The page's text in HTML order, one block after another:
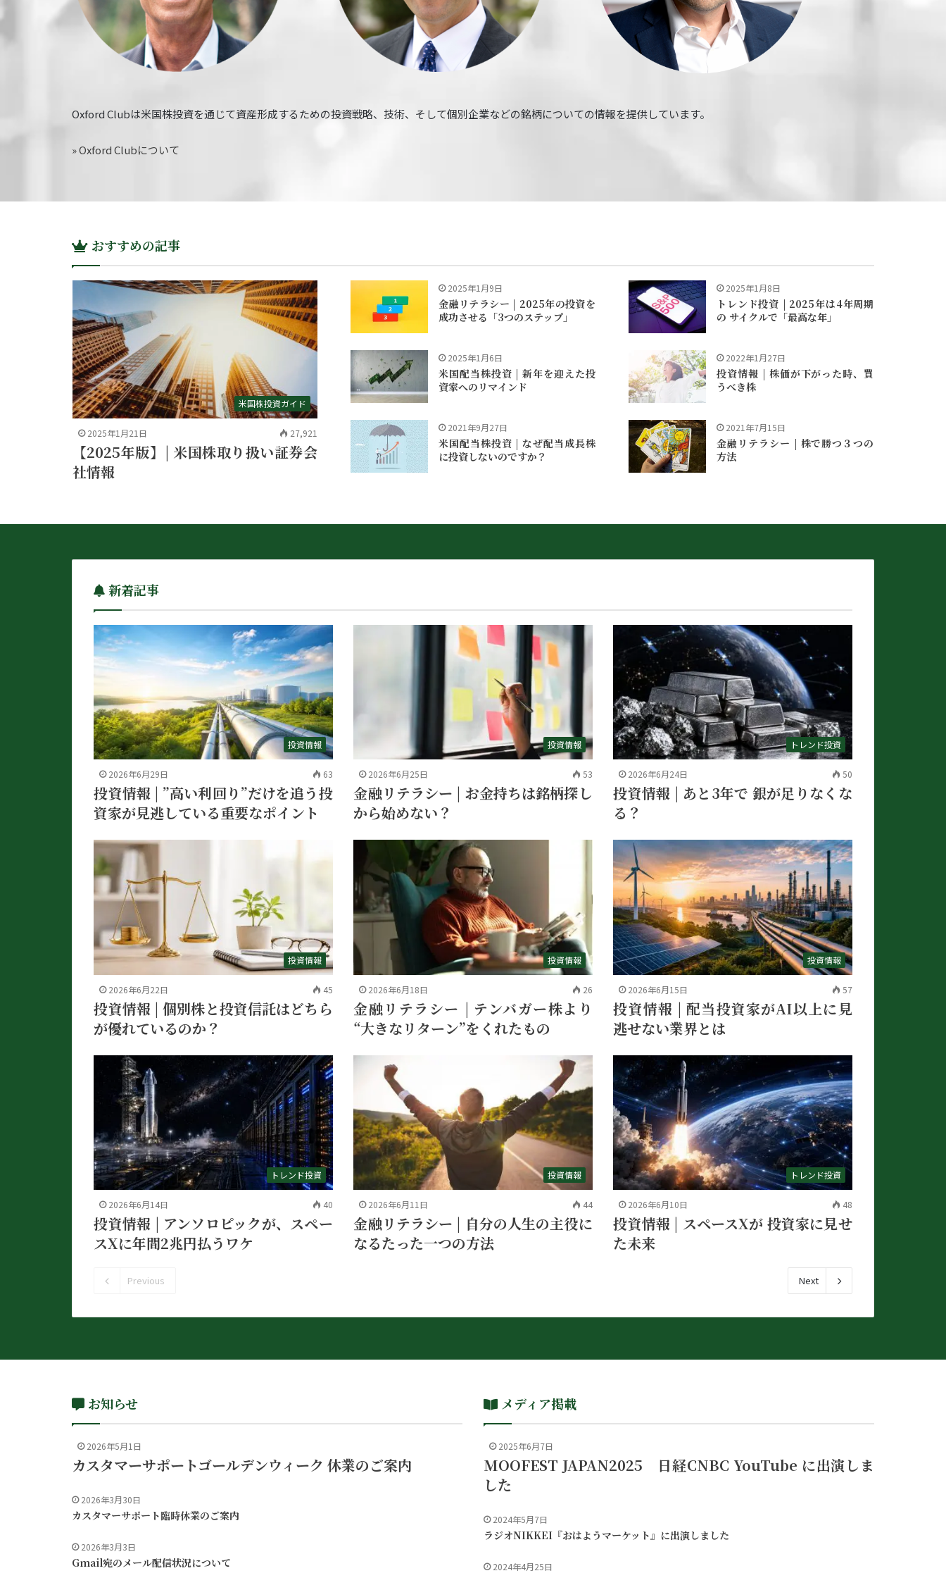
Oxford Clubは米国株投資を通じて資産形成するための投資戦略、技術、そして個別企業などの銘柄についての情報を提供しています。
» Oxford Clubについて
おすすめの記事
米国株投資ガイド
2025年1月21日 27,921
【2025年版】| 米国株取り扱い証券会
社情報
2025年1月9日
金融リテラシー | 2025年の投資を
成功させる「3つのステップ」
2025年1月8日
トレンド投資 | 2025年は4年周期
の サイクルで「最高な年」
2025年1月6日
米国配当株投資 | 新年を迎えた投
資家へのリマインド
2022年1月27日
投資情報 | 株価が下がった時、買
うべき株
2021年9月27日
米国配当株投資 | なぜ配当成長株
に投資しないのですか？
2021年7月15日
金融リテラシー | 株で勝つ３つの
方法
新着記事
投資情報
2026年6月29日 63
投資情報 | ”高い利回り”だけを追う投
資家が見逃している重要なポイント
投資情報
2026年6月25日 53
金融リテラシー | お金持ちは銘柄探し
から始めない？
トレンド投資
2026年6月24日 50
投資情報 | あと3年で 銀が足りなくな
る？
投資情報
2026年6月22日 45
投資情報 | 個別株と投資信託はどちら
が優れているのか？
投資情報
2026年6月18日 26
金融リテラシー | テンバガー株より
“大きなリターン”をくれたもの
投資情報
2026年6月15日 57
投資情報 | 配当投資家がAI以上に見
逃せない業界とは
トレンド投資
2026年6月14日 40
投資情報 | アンソロピックが、スペー
スXに年間2兆円払うワケ
投資情報
2026年6月11日 44
金融リテラシー | 自分の人生の主役に
なるたった一つの方法
トレンド投資
2026年6月10日 48
投資情報 | スペースXが 投資家に見せ
た未来
Previous Next
お知らせ
2026年5月1日
カスタマーサポートゴールデンウィーク 休業のご案内
2026年3月30日
カスタマーサポート臨時休業のご案内
2026年3月3日
Gmail宛のメール配信状況について
メディア掲載
2025年6月7日
MOOFEST JAPAN2025 日経CNBC YouTube に出演しま
した
2024年5月7日
ラジオNIKKEI『おはようマーケット』に出演しました
2024年4月25日